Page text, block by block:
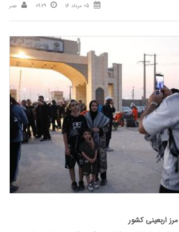
05 مرداد 16 09:29 نصر
اربعینی کشور